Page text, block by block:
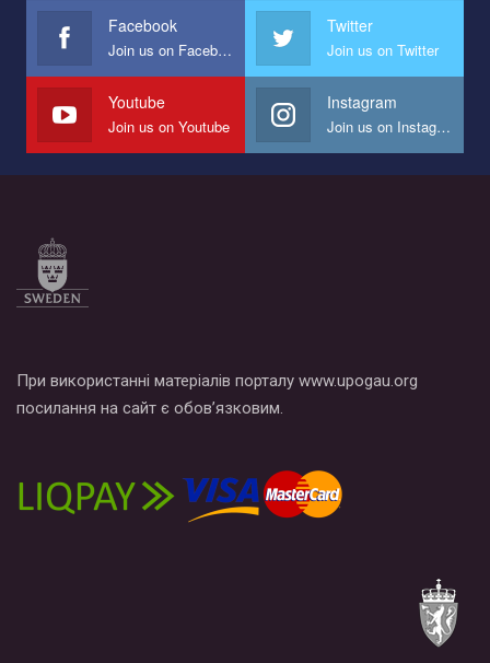
представляющий программу развития организации.
Мы просим вас поддержать нас и помочь нам реализовать
наш план по борьбе с насилием и дискриминацией на почве
СОГИ в Украине.
Все, что вам нужно сделать - это зайти на наш канал YouTube
по этой ссылке и поставить лайк под видео.
Facebook
Join us on Facebook
Twitter
Join us on Twitter
Youtube
Join us on Youtube
Instagram
Join us on Instagram
При використанні матеріалів порталу www.upogau.org
посилання на сайт є обов’язковим.